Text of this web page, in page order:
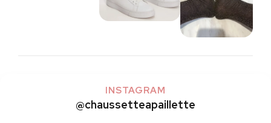
INSTAGRAM
@chaussetteapaillette